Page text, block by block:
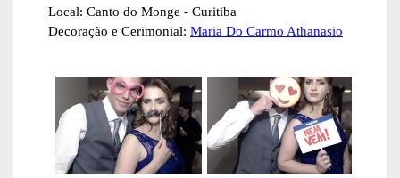
Local: Canto do Monge - Curitiba
Decoração e Cerimonial: Maria Do Carmo Athanasio